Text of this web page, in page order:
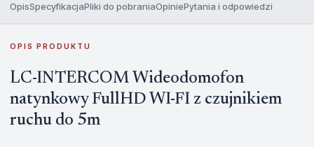
OpisSpecyfikacjaPliki do pobraniaOpiniePytania i odpowiedzi
OPIS PRODUKTU
LC-INTERCOM Wideodomofon
natynkowy FullHD WI-FI z czujnikiem
ruchu do 5m